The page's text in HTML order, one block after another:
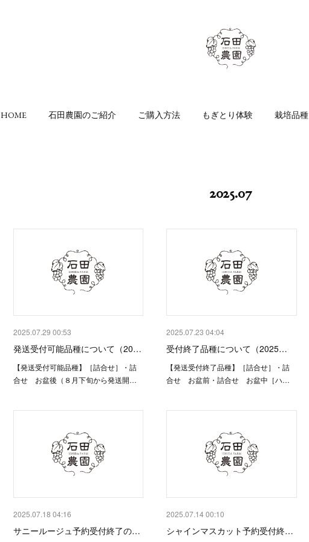
HOME 石田農園のご紹介 ご購入方法 もぎとり体験 栽培品種
2025.07
2025.07.29 00:53
発送受付可能品種について（20…
【発送受付可能品種】［詰合せ］・詰
合せ お盆後（８月下旬から発送開…
2025.07.23 04:04
受付終了品種について（2025…
【発送受付終了品種】［詰合せ］・詰
合せ お盆前・詰合せ お盆中［ハ…
2025.07.18 04:16
サニールージュ予約受付終了の…
2025.07.14 00:10
シャインマスカット予約受付終…